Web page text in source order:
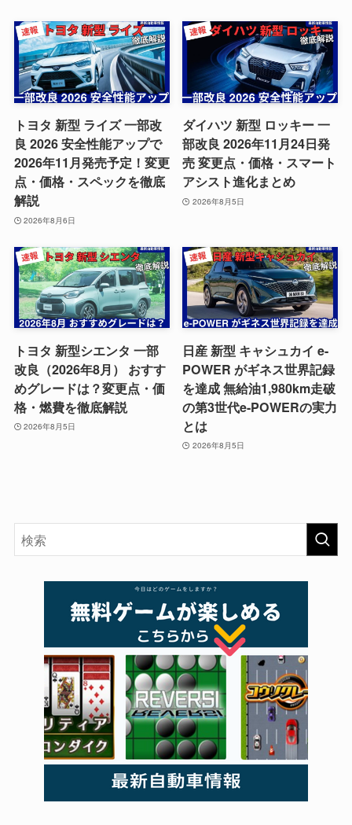
トヨタ 新型 ライズ 一部改
良 2026 安全性能アップで
2026年11月発売予定！変更
点・価格・スペックを徹底
解説
2026年8月6日
ダイハツ 新型 ロッキー 一
部改良 2026年11月24日発
売 変更点・価格・スマート
アシスト進化まとめ
2026年8月5日
トヨタ 新型シエンタ 一部
改良（2026年8月） おすす
めグレードは？変更点・価
格・燃費を徹底解説
2026年8月5日
日産 新型 キャシュカイ e-
POWER がギネス世界記録
を達成 無給油1,980km走破
の第3世代e-POWERの実力
とは
2026年8月5日